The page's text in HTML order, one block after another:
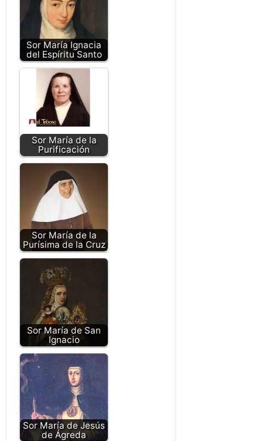
Sor María Ignacia
del Espíritu Santo
Sor María de la
Purificación
Sor María de la
Purísima de la Cruz
Sor María de San
Ignacio
Sor María de Jesús
de Ágreda